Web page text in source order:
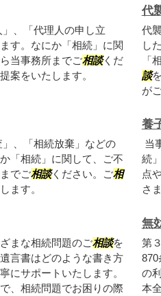
、「代理人の申し立
す。なにか「相続」に関
当事務所までご相談くだ
案をいたします。
代
代
し
「
談
が
、「相続放棄」などの
「相続」に関して、ご不
でご相談ください。ご相
ます。
養
当
続
点
さ
まな相続問題のご相談を
言書はどのような書き方
にサポートいたします。
、相続問題でお困りの際
無
第
870
の
本